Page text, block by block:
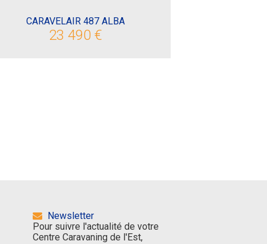
CARAVELAIR 487 ALBA
23 490 €
Newsletter
Pour suivre l'actualité de votre
Centre Caravaning de l'Est,